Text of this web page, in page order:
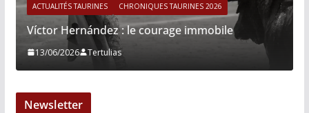
ACTUALITÉS TAURINES CHRONIQUES TAURINES 2026
Víctor Hernández : le courage immobile
13/06/2026 Tertulias
Newsletter